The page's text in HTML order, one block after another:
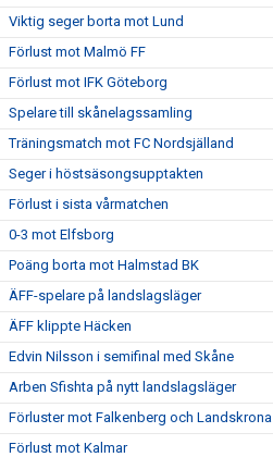
Viktig seger borta mot Lund
Förlust mot Malmö FF
Förlust mot IFK Göteborg
Spelare till skånelagssamling
Träningsmatch mot FC Nordsjälland
Seger i höstsäsongsupptakten
Förlust i sista vårmatchen
0-3 mot Elfsborg
Poäng borta mot Halmstad BK
ÄFF-spelare på landslagsläger
ÄFF klippte Häcken
Edvin Nilsson i semifinal med Skåne
Arben Sfishta på nytt landslagsläger
Förluster mot Falkenberg och Landskrona
Förlust mot Kalmar